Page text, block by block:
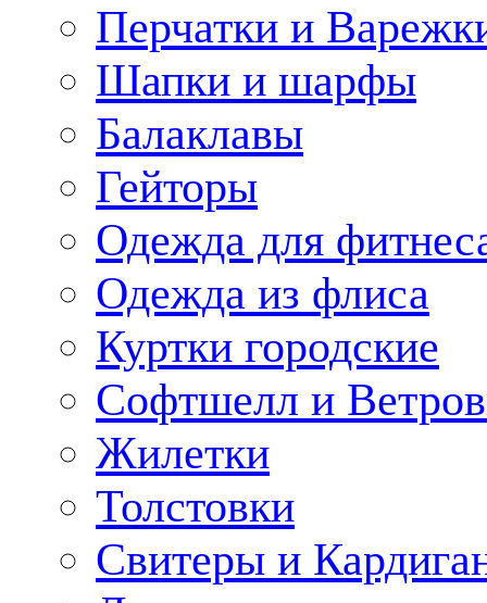
Перчатки и
Шапки и шарфы
Балаклавы
Гейторы
Одежда для
Одежда из флиса
Куртки городские
Софтшелл и
Жилетки
Толстовки
Свитеры и